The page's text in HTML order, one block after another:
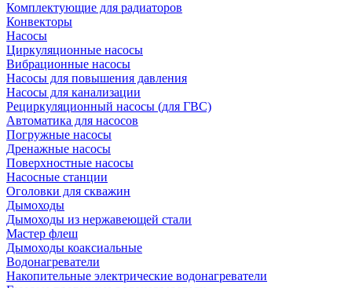
Комплектующие для радиаторов
Конвекторы
Насосы
Циркуляционные насосы
Вибрационные насосы
Насосы для повышения давления
Насосы для канализации
Рециркуляционный насосы (для ГВС)
Автоматика для насосов
Погружные насосы
Дренажные насосы
Поверхностные насосы
Насосные станции
Оголовки для скважин
Дымоходы
Дымоходы из нержавеющей стали
Мастер флеш
Дымоходы коаксиальные
Водонагреватели
Накопительные электрические водонагреватели